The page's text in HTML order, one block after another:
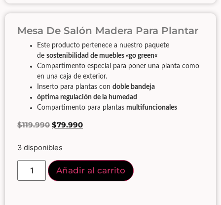
Mesa De Salón Madera Para Plantar
Este producto pertenece a nuestro paquete
de sostenibilidad de muebles «go green«
Compartimento especial para poner una planta como
en una caja de exterior.
Inserto para plantas con doble bandeja
óptima regulación de la humedad
Compartimento para plantas multifuncionales
$119.990 $79.990
3 disponibles
Añadir al carrito